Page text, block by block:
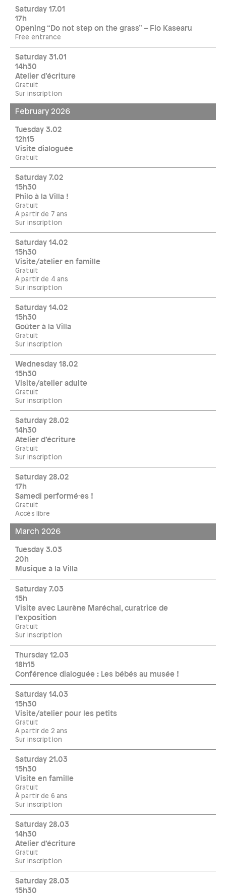
Saturday 17.01
17h
Opening “Do not step on the grass” – Flo Kasearu
Free entrance
Saturday 31.01
14h30
Atelier d’écriture
Gratuit
Sur inscription
February 2026
Tuesday 3.02
12h15
Visite dialoguée
Gratuit
Saturday 7.02
15h30
Philo à la Villa !
Gratuit
A partir de 7 ans
Sur inscription
Saturday 14.02
15h30
Visite/atelier en famille
Gratuit
A partir de 4 ans
Sur inscription
Saturday 14.02
15h30
Goûter à la Villa
Gratuit
Sur inscription
Wednesday 18.02
15h30
Visite/atelier adulte
Gratuit
Sur inscription
Saturday 28.02
14h30
Atelier d’écriture
Gratuit
Sur inscription
Saturday 28.02
17h
Samedi performé·es !
Gratuit
Accès libre
March 2026
Tuesday 3.03
20h
Musique à la Villa
Saturday 7.03
15h
Visite avec Laurène Maréchal, curatrice de
l’exposition
Gratuit
Sur inscription
Thursday 12.03
18h15
Conférence dialoguée : Les bébés au musée !
Saturday 14.03
15h30
Visite/atelier pour les petits
Gratuit
A partir de 2 ans
Sur inscription
Saturday 21.03
15h30
Visite en famille
Gratuit
À partir de 6 ans
Sur inscription
Saturday 28.03
14h30
Atelier d’écriture
Gratuit
Sur inscription
Saturday 28.03
15h30